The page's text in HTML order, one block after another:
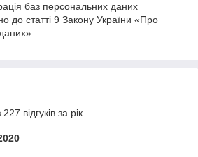
баз персональних даних
до статті 9 Закону України «Про
відгуків за рік